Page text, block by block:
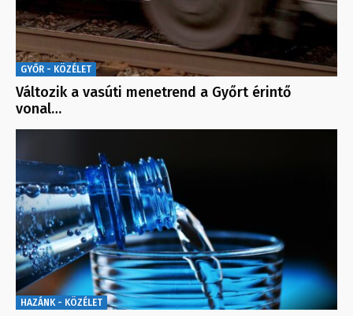
GYŐR - KÖZÉLET
Változik a vasúti menetrend a Győrt érintő
vonal…
HAZÁNK - KÖZÉLET